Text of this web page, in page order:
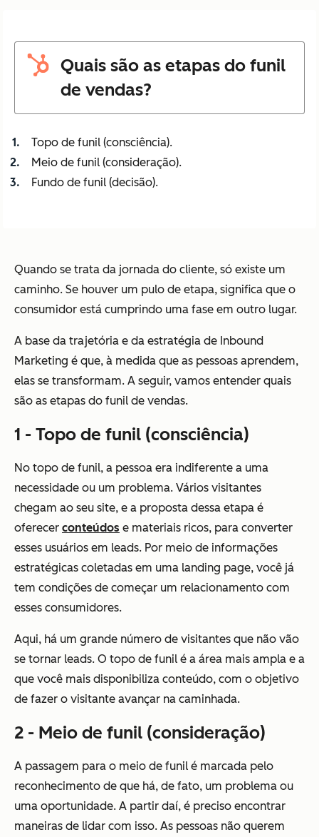
Quais são as etapas do funil
de vendas?
Topo de funil (consciência).
Meio de funil (consideração).
Fundo de funil (decisão).
Quando se trata da jornada do cliente, só existe um
caminho. Se houver um pulo de etapa, significa que o
consumidor está cumprindo uma fase em outro lugar.
A base da trajetória e da estratégia de Inbound
Marketing é que, à medida que as pessoas aprendem,
elas se transformam. A seguir, vamos entender quais
são as etapas do funil de vendas.
1 - Topo de funil (consciência)
No topo de funil, a pessoa era indiferente a uma
necessidade ou um problema. Vários visitantes
chegam ao seu site, e a proposta dessa etapa é
oferecer conteúdos e materiais ricos, para converter
esses usuários em leads. Por meio de informações
estratégicas coletadas em uma landing page, você já
tem condições de começar um relacionamento com
esses consumidores.
Aqui, há um grande número de visitantes que não vão
se tornar leads. O topo de funil é a área mais ampla e a
que você mais disponibiliza conteúdo, com o objetivo
de fazer o visitante avançar na caminhada.
2 - Meio de funil (consideração)
A passagem para o meio de funil é marcada pelo
reconhecimento de que há, de fato, um problema ou
uma oportunidade. A partir daí, é preciso encontrar
maneiras de lidar com isso. As pessoas não querem